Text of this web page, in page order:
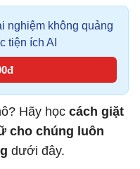
nghiệm không quảng
tiện ích AI
Hãy học cách giặt
cho chúng luôn
dưới đây.